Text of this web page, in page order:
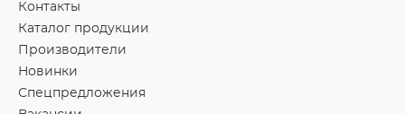
Контакты
Каталог продукции
Производители
Новинки
Спецпредложения